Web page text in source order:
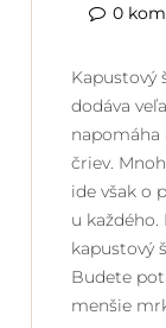
0
Kapustový
dodáva
napomáha
čriev.
ide však o
u
kapustový
Budete
menšie